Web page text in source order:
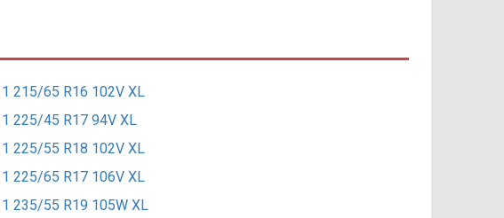
215/65 R16 102V XL
225/45 R17 94V XL
225/55 R18 102V XL
225/65 R17 106V XL
235/55 R19 105W XL